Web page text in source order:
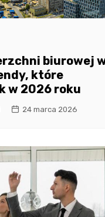
biurowej
które
w 2026 roku
24 marca 2026